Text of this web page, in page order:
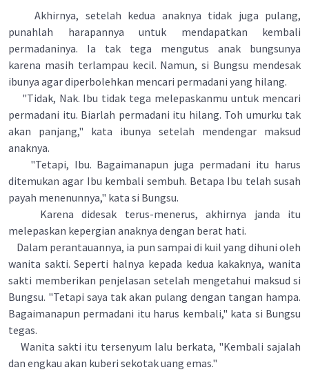
Akhirnya, setelah kedua anaknya tidak juga pulang,
punahlah harapannya untuk mendapatkan kembali
permadaninya. Ia tak tega mengutus anak bungsunya
karena masih terlampau kecil. Namun, si Bungsu mendesak
ibunya agar diperbolehkan mencari permadani yang hilang.
"Tidak, Nak. Ibu tidak tega melepaskanmu untuk mencari
permadani itu. Biarlah permadani itu hilang. Toh umurku tak
akan panjang," kata ibunya setelah mendengar maksud
anaknya.
"Tetapi, Ibu. Bagaimanapun juga permadani itu harus
ditemukan agar Ibu kembali sembuh. Betapa Ibu telah susah
payah menenunnya," kata si Bungsu.
Karena didesak terus-menerus, akhirnya janda itu
melepaskan kepergian anaknya dengan berat hati.
Dalam perantauannya, ia pun sampai di kuil yang dihuni oleh
wanita sakti. Seperti halnya kepada kedua kakaknya, wanita
sakti memberikan penjelasan setelah mengetahui maksud si
Bungsu. "Tetapi saya tak akan pulang dengan tangan hampa.
Bagaimanapun permadani itu harus kembali," kata si Bungsu
tegas.
Wanita sakti itu tersenyum lalu berkata, "Kembali sajalah
dan engkau akan kuberi sekotak uang emas."